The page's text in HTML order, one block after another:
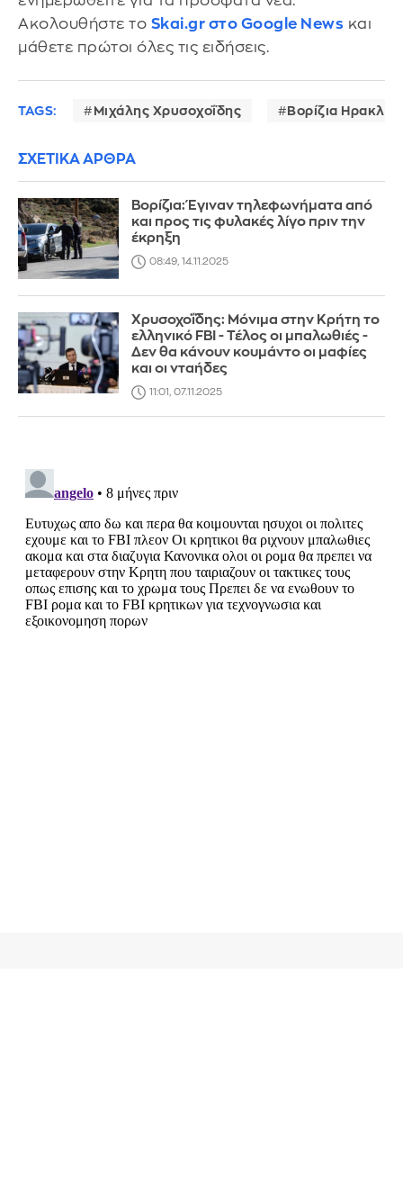
Ακολουθήστε το Skai.gr στο Google News και
μάθετε πρώτοι όλες τις ειδήσεις.
TAGS: Μιχάλης Χρυσοχοΐδης Βορίζια
ΣΧΕΤΙΚΑ ΑΡΘΡΑ
Βορίζια: Έγιναν τηλεφωνήματα από
και προς τις φυλακές λίγο πριν την
έκρηξη
08:49, 14.11.2025
Χρυσοχοΐδης: Μόνιμα στην Κρήτη το
ελληνικό FBI - Τέλος οι μπαλωθιές -
Δεν θα κάνουν κουμάντο οι μαφίες
και οι νταήδες
11:01, 07.11.2025